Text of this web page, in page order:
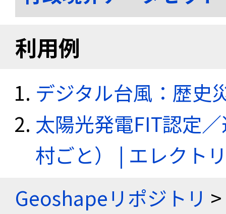
利用例
デジタル台風：歴史
太陽光発電FIT認定
村ごと） | エレクト
Geoshapeリポジトリ >